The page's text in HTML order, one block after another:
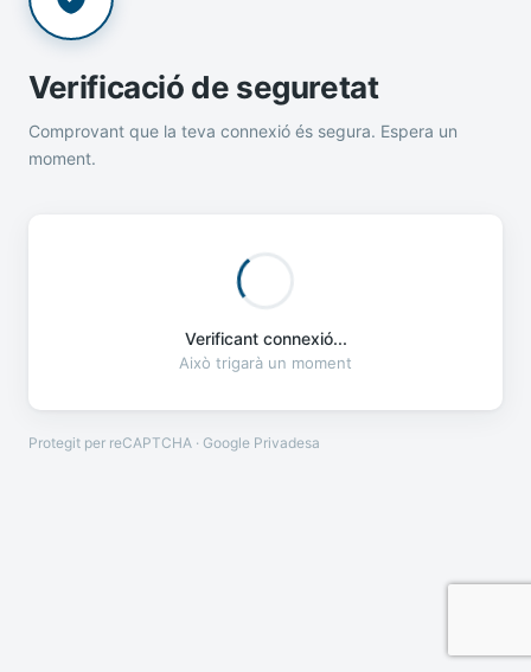
Verificació de seguretat
Comprovant que la teva connexió és segura. Espera un
moment.
Verificant connexió...
Això trigarà un moment
Protegit per reCAPTCHA · Google Privadesa